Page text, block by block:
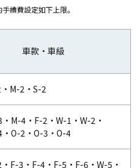
續費設定如下上限。
車款・車級
M-2・ S-2
M-4・ F-2・ W-1・ W-2・
O-2・ O-3・ O-4
F-3・ F-4・ F-5・ F-6・ W-5・